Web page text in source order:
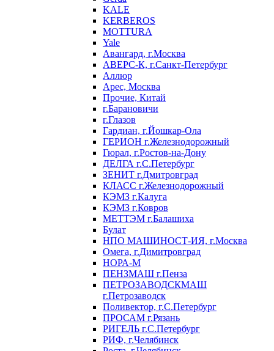
KALE
KERBEROS
MOTTURA
Yale
Авангард, г.Москва
АВЕРС-К, г.Санкт-Петербург
Аллюр
Арес, Москва
Прочие, Китай
г.Барановичи
г.Глазов
Гардиан, г.Йошкар-Ола
ГЕРИОН г.Железнодорожный
Гюрал, г.Ростов-на-Дону
ДЕЛГА г.С.Петербург
ЗЕНИТ г.Дмитровград
КЛАСС г.Железнодорожный
КЭМЗ г.Калуга
КЭМЗ г.Ковров
МЕТТЭМ г.Балашиха
Булат
НПО МАШИНОСТ-ИЯ, г.Москва
Омега, г.Димитровград
НОРА-М
ПЕНЗМАШ г.Пенза
ПЕТРОЗАВОДСКМАШ
г.Петрозаводск
Поливектор, г.С.Петербург
ПРОСАМ г.Рязань
РИГЕЛЬ г.С.Петербург
РИФ, г.Челябинск